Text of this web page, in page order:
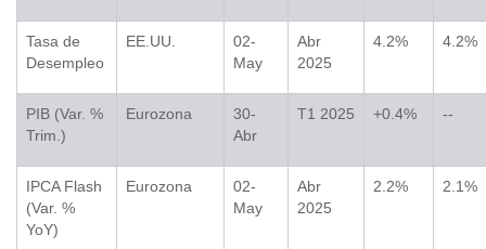
Tasa de
Desempleo
EE.UU.
02-
May
Abr
2025
4.2% 4.2%
PIB (Var. %
Trim.)
Eurozona
30-
Abr
T1 2025 +0.4% --
IPCA Flash
(Var. %
YoY)
Eurozona
02-
May
Abr
2025
2.2% 2.1%